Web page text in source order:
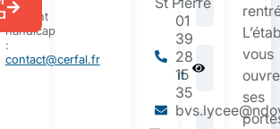
vous
ouvre
ses
BTS 26/27
Fiche
Contrat
01
39
28
15
35
référent
handicap
:
contact@cerfal.fr